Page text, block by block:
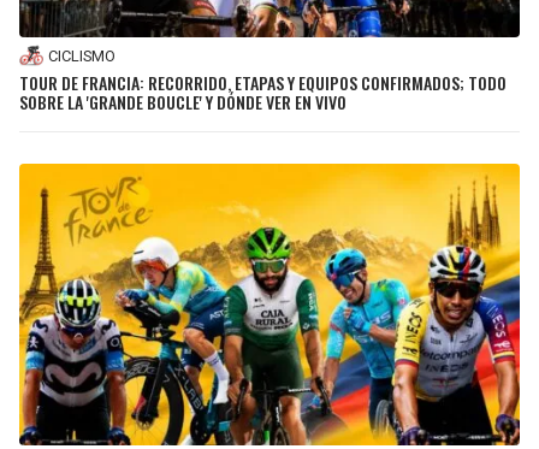
CICLISMO
TOUR DE FRANCIA: RECORRIDO, ETAPAS Y EQUIPOS CONFIRMADOS; TODO
SOBRE LA 'GRANDE BOUCLE' Y DÓNDE VER EN VIVO